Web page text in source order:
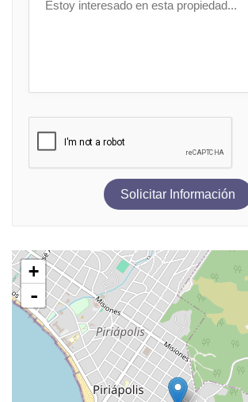
Solicitar Información
+
-